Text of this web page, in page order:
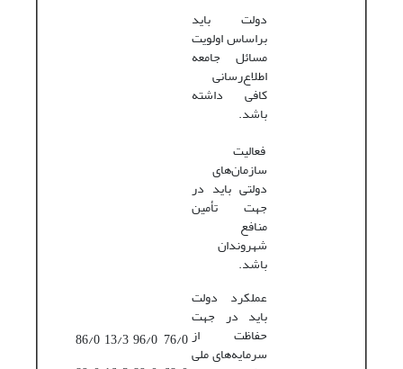
دولت باید
براساس اولویت
مسائل جامعه
اطلاع‌رسانی
کافی داشته
باشد.
فعالیت
سازمان‌های
دولتی باید در
جهت تأمین
منافع
شهروندان
باشد.
عملکرد دولت
باید در جهت
حفاظت از
سرمایه‌های ملی
76/0
96/0
13/3
86/0